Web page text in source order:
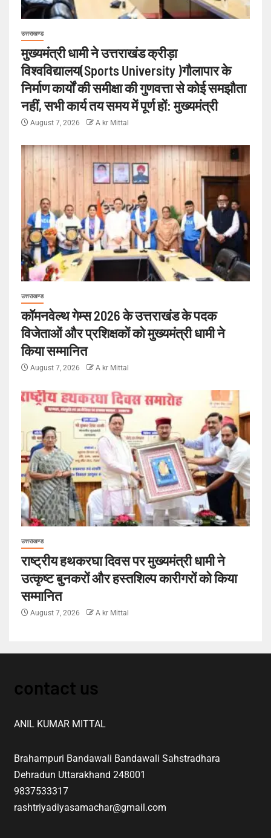
उत्तराखण्ड
मुख्यमंत्री धामी ने उत्तराखंड क्रीड़ा
विश्वविद्यालय(Sports University )गौलापार के
निर्माण कार्यों की समीक्षा की गुणवत्ता से कोई समझौता
नहीं, सभी कार्य तय समय में पूर्ण हों: मुख्यमंत्री
August 7, 2026 A kr Mittal
उत्तराखण्ड
कॉमनवेल्थ गेम्स 2026 के उत्तराखंड के पदक
विजेताओं और प्रशिक्षकों को मुख्यमंत्री धामी ने
किया सम्मानित
August 7, 2026 A kr Mittal
उत्तराखण्ड
राष्ट्रीय हथकरघा दिवस पर मुख्यमंत्री धामी ने
उत्कृष्ट बुनकरों और हस्तशिल्प कारीगरों को किया
सम्मानित
August 7, 2026 A kr Mittal
contact us
ANIL KUMAR MITTAL
Brahampuri Bandawali Bandawali Sahstradhara
Dehradun Uttarakhand 248001
9837533317
rashtriyadiyasamachar@gmail.com